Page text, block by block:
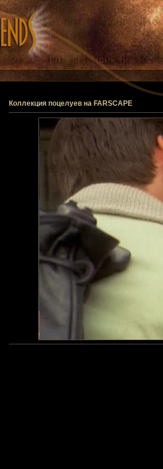
Коллекция поцелуев на FARSCAPE